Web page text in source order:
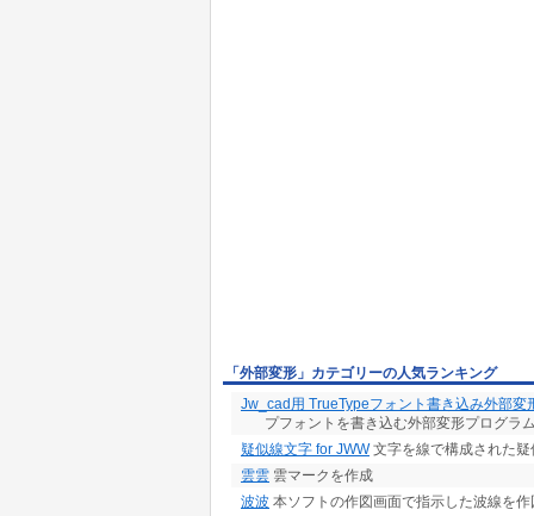
「外部変形」カテゴリーの人気ランキング
Jw_cad用 TrueTypeフォント書き込み外部変
プフォントを書き込む外部変形プログラム
疑似線文字 for JWW文字を線で構成された
雲雲 雲マークを作成
波波 本ソフトの作図画面で指示した波線を作